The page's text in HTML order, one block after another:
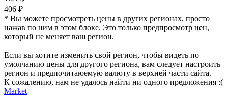
406 ₽
* Вы можете просмотреть цены в других регионах, просто
нажав по ним в этом блоке. Это только предпросмотр цен,
который не меняет ваш регион.
Если вы хотите изменить свой регион, чтобы видеть по
умолчанию цены для другого региона, вам следует настроить
регион и предпочитаюемую валюту в верхней части сайта.
К сожалению, нам не удалось найти ни одного предложения :(
Market